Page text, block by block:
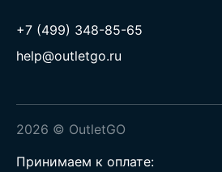
+7 (499) 348-85-65
help@outletgo.ru
2026 © OutletGO
Принимаем к оплате: